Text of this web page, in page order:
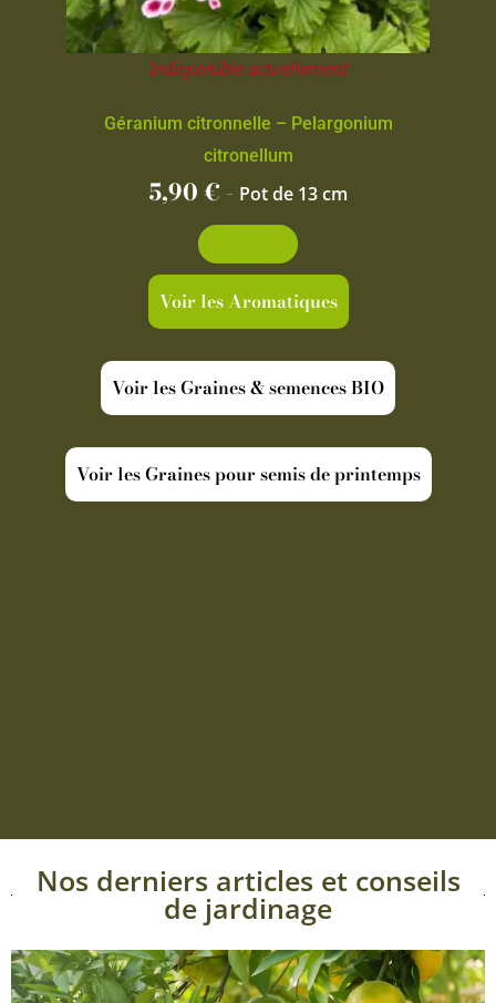
Indisponible actuellement
Géranium citronnelle – Pelargonium
citronellum
5,90€ - Pot de 13 cm
Voir les Aromatiques
Voir les Graines & semences BIO
Voir les Graines pour semis de printemps
Nos derniers articles et conseils
de jardinage